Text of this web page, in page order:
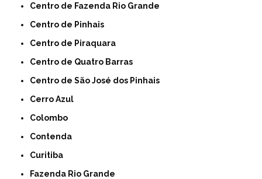
Centro de Fazenda Rio Grande
Centro de Pinhais
Centro de Piraquara
Centro de Quatro Barras
Centro de São José dos Pinhais
Cerro Azul
Colombo
Contenda
Curitiba
Fazenda Rio Grande